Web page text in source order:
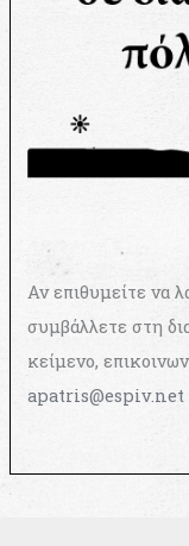
Αν επιθυμείτε να
συμβάλλετε στη
κείμενο,
apatris@espiv.net